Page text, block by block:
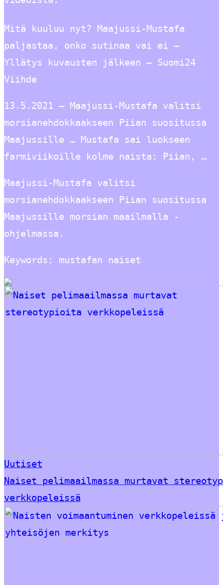
Mitä kuuluu nyt? Maajussi-Mustafa
paljastaa, onko sutinaa vai ei –
Yllätys kuvausten jälkeen – Suomi24
Viihde
13.5.2021 — Maajussi-Mustafa valitsi
morsianehdokkaakseen Piian suositussa
Maajussille … Mustafa sai luokseen
farmiviikoille kolme naista: Piian, …
Maajussi-Mustafa valitsi
morsianehdokkaakseen Piian suositussa
Maajussille morsian maailmalla -
ohjelmassa.
Keywords: mustafan naiset
Uutiset
Naiset pelimaailmassa murtavat
verkkopeleissä